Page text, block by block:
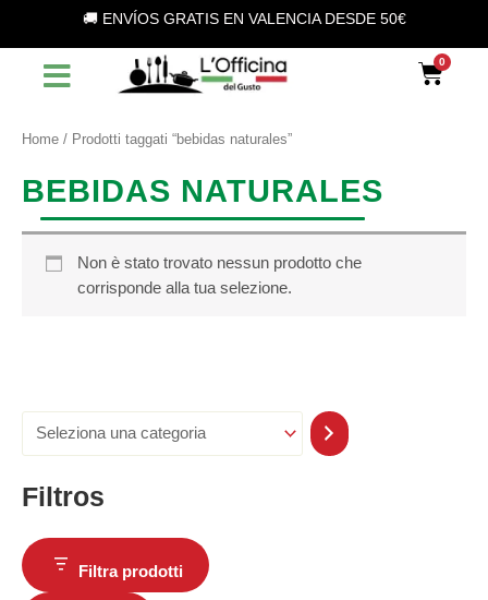
contenuto
🚚 ENVÍOS GRATIS EN VALENCIA DESDE 50€
l
o
u
a
Filtros
Filtra prodotti
Home / Prodotti taggati “bebidas naturales”
BEBIDAS NATURALES
Non è stato trovato nessun prodotto che
corrisponde alla tua selezione.